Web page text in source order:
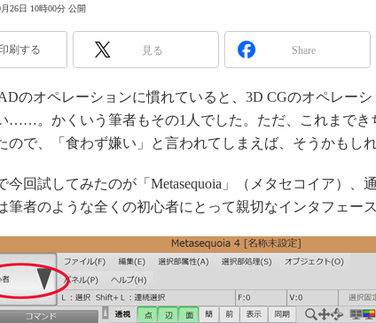
EdgeTech+
日本ものづくりワールド
AUTOMOTIVE WORLD
産業オープンネット展
Windows
車載ソフト開発
3Dプリンタ
S＆OP
製造業ビッグ
メイドインジャ
26日 10時00分 公開
印刷する 見る Share
のオペレーションに慣れていると、3D CGのオペレー
……。かくいう筆者もその1人でした。ただ、これまでき
ので、「食わず嫌い」と言われてしまえば、そうかもし
回試してみたのが「Metasequoia」（メタセコイア）、
筆者のような全くの初心者にとって親切なインタフェー